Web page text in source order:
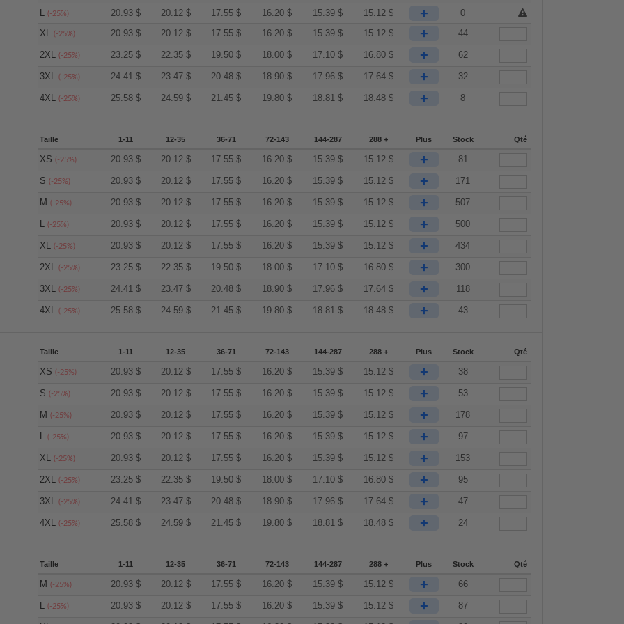
L(-25%) 20.93 $ 20.12 $ 17.55$ 16.20$ 15.39$ 15.12$ +
0
XL(-25%) 20.93 $ 20.12 $ 17.55$ 16.20$ 15.39$ 15.12$ + 44
2XL(-25%) 23.25 $ 22.35 $ 19.50$ 18.00$ 17.10$ 16.80$ + 62
3XL(-25%) 24.41 $ 23.47 $ 20.48$ 18.90$ 17.96$ 17.64$ + 32
4XL(-25%) 25.58 $ 24.59 $ 21.45$ 19.80$ 18.81$ 18.48$ + 8
Taille 1-11 12-35 36-71 72-143 144-287 288 + Plus Stock Qté
XS(-25%) 20.93 $ 20.12 $ 17.55$ 16.20$ 15.39$ 15.12$ + 81
S(-25%) 20.93 $ 20.12 $ 17.55$ 16.20$ 15.39$ 15.12$ + 171
M(-25%) 20.93 $ 20.12 $ 17.55$ 16.20$ 15.39$ 15.12$ + 507
L(-25%) 20.93 $ 20.12 $ 17.55$ 16.20$ 15.39$ 15.12$ + 500
XL(-25%) 20.93 $ 20.12 $ 17.55$ 16.20$ 15.39$ 15.12$ + 434
2XL(-25%) 23.25 $ 22.35 $ 19.50$ 18.00$ 17.10$ 16.80$ + 300
3XL(-25%) 24.41 $ 23.47 $ 20.48$ 18.90$ 17.96$ 17.64$ + 118
4XL(-25%) 25.58 $ 24.59 $ 21.45$ 19.80$ 18.81$ 18.48$ + 43
Taille 1-11 12-35 36-71 72-143 144-287 288 + Plus Stock Qté
XS(-25%) 20.93 $ 20.12 $ 17.55$ 16.20$ 15.39$ 15.12$ + 38
S(-25%) 20.93 $ 20.12 $ 17.55$ 16.20$ 15.39$ 15.12$ + 53
M(-25%) 20.93 $ 20.12 $ 17.55$ 16.20$ 15.39$ 15.12$ + 178
L(-25%) 20.93 $ 20.12 $ 17.55$ 16.20$ 15.39$ 15.12$ + 97
XL(-25%) 20.93 $ 20.12 $ 17.55$ 16.20$ 15.39$ 15.12$ + 153
2XL(-25%) 23.25 $ 22.35 $ 19.50$ 18.00$ 17.10$ 16.80$ + 95
3XL(-25%) 24.41 $ 23.47 $ 20.48$ 18.90$ 17.96$ 17.64$ + 47
4XL(-25%) 25.58 $ 24.59 $ 21.45$ 19.80$ 18.81$ 18.48$ + 24
Taille 1-11 12-35 36-71 72-143 144-287 288 + Plus Stock Qté
M(-25%) 20.93 $ 20.12 $ 17.55$ 16.20$ 15.39$ 15.12$ + 66
L(-25%) 20.93 $ 20.12 $ 17.55$ 16.20$ 15.39$ 15.12$ + 87